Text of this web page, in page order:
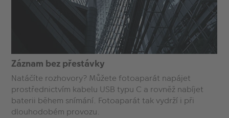
Záznam bez přestávky
Natáčíte rozhovory? Můžete fotoaparát napájet
prostřednictvím kabelu USB typu C a rovněž nabíjet
baterii během snímání. Fotoaparát tak vydrží i při
dlouhodobém provozu.